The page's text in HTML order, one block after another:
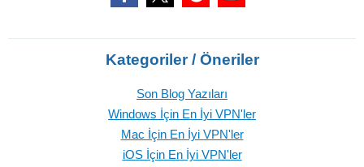
Kategoriler / Öneriler
Son Blog Yazıları
Windows İçin En İyi VPN'ler
Mac İçin En İyi VPN'ler
iOS İçin En İyi VPN'ler